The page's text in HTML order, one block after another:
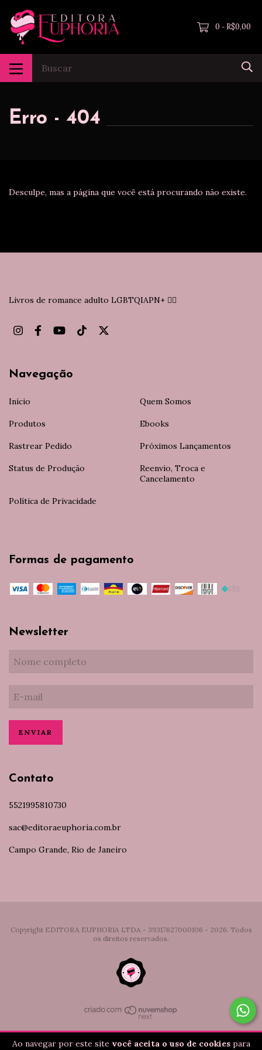
0 - R$0,00
Ao navegar por este site você aceita o uso de cookiespara
Erro - 404
Desculpe, mas a página que você está procurando não existe.
Livros de romance adulto LGBTQIAPN+ 🏳️‍🌈
Navegação
Início Quem Somos
Produtos Ebooks
Rastrear Pedido Próximos Lançamentos
Status de Produção
Reenvio, Troca e
Cancelamento
Política de Privacidade
Formas de pagamento
Newsletter
Contato
5521995810730
sac@editoraeuphoria.com.br
Campo Grande, Rio de Janeiro
Copyright EDITORA EUPHORIA LTDA - 39317627000106 - 2026. Todos
os direitos reservados.